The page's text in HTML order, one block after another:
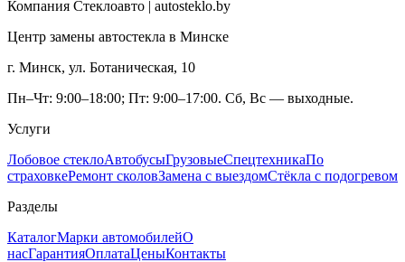
Компания Стеклоавто | autosteklo.by
Центр замены автостекла в Минске
г. Минск, ул. Ботаническая, 10
Пн–Чт: 9:00–18:00; Пт: 9:00–17:00. Сб, Вс — выходные.
Услуги
Лобовое стеклоАвтобусыГрузовыеСпецтехникаПо
страховкеРемонт сколовЗамена с выездомСтёкла с подогревом
Разделы
КаталогМарки автомобилейО
насГарантияОплатаЦеныКонтакты